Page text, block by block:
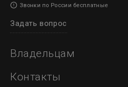
Звонки по России бесплатные
Задать вопрос
Владельцам
Контакты